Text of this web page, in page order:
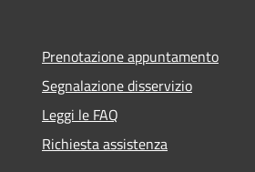
Prenotazione appuntamento
Segnalazione disservizio
Leggi le FAQ
Richiesta assistenza